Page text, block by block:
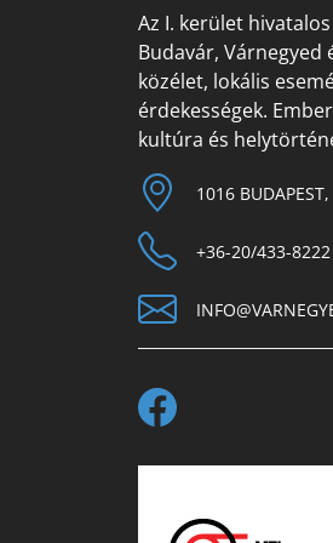
Az I. kerület
Budavár, Várnegyed
közélet, lokális
érdekességek.
kultúra és
1016
+36-20/433-8222